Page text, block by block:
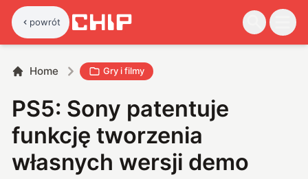
powrót
Home Gry i filmy
PS5: Sony patentuje
funkcję tworzenia
własnych wersji demo